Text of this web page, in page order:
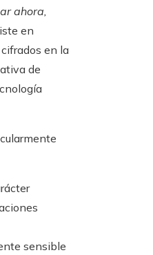
ahora,
en
en la
de
sensible